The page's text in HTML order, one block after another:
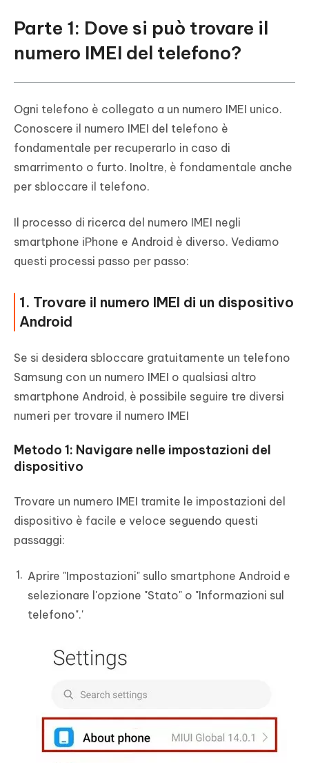
Parte 1: Dove si può trovare il
numero IMEI del telefono?
Ogni telefono è collegato a un numero IMEI unico.
Conoscere il numero IMEI del telefono è
fondamentale per recuperarlo in caso di
smarrimento o furto. Inoltre, è fondamentale anche
per sbloccare il telefono.
Il processo di ricerca del numero IMEI negli
smartphone iPhone e Android è diverso. Vediamo
questi processi passo per passo:
1. Trovare il numero IMEI di un dispositivo
Android
Se si desidera sbloccare gratuitamente un telefono
Samsung con un numero IMEI o qualsiasi altro
smartphone Android, è possibile seguire tre diversi
numeri per trovare il numero IMEI
Metodo 1: Navigare nelle impostazioni del
dispositivo
Trovare un numero IMEI tramite le impostazioni del
dispositivo è facile e veloce seguendo questi
passaggi:
Aprire "Impostazioni" sullo smartphone Android e
selezionare l'opzione "Stato" o "Informazioni sul
telefono".'